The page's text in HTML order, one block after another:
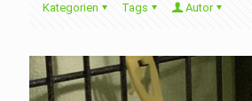
Kategorien Tags Autor